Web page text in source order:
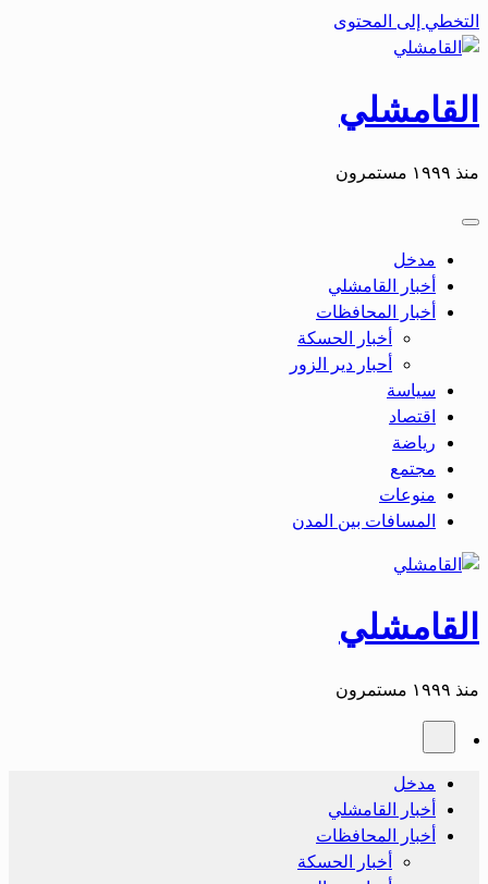
التخطي إلى المحتوى
القامشلي
منذ ١٩٩٩ مستمرون
مدخل
أخبار القامشلي
أخبار المحافظات
أخبار الحسكة
أحبار دير الزور
سياسة
اقتصاد
رياضة
مجتمع
منوعات
المسافات بين المدن
القامشلي
منذ ١٩٩٩ مستمرون
مدخل
أخبار القامشلي
أخبار المحافظات
أخبار الحسكة